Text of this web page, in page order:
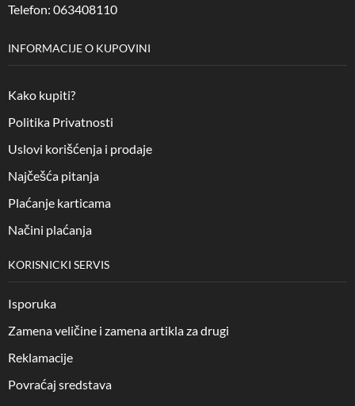
Telefon: 063408110
INFORMACIJE O KUPOVINI
Kako kupiti?
Politika Privatnosti
Uslovi korišćenja i prodaje
Najčešća pitanja
Plaćanje karticama
Načini plaćanja
KORISNICKI SERVIS
Isporuka
Zamena veličine i zamena artikla za drugi
Reklamacije
Povraćaj sredstava